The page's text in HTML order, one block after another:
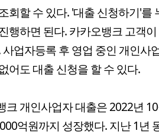
회할 수 있다. '대출 신청하기'를
행하면 된다. 카카오뱅크 고객
사업자등록 후 영업 중인 개인사
어도 대출 신청을 할 수 있다.
크 개인사업자 대출은 2022년
억원까지 성장했다. 지난 1년